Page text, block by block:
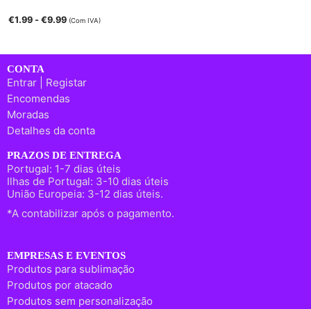
€1.99 -€9.99 (Com IVA)
CONTA
Entrar | Registar
Encomendas
Moradas
Detalhes da conta
PRAZOS DE ENTREGA
Portugal: 1-7 dias úteis
Ilhas de Portugal: 3-10 dias úteis
União Europeia: 3-12 dias úteis.
*A contabilizar após o pagamento.
EMPRESAS E EVENTOS
Produtos para sublimação
Produtos por atacado
Produtos sem personalização